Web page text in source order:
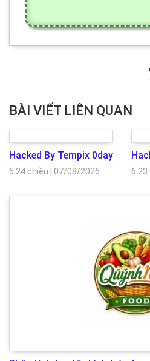
BÀI VIẾT LIÊN QUAN
Hacked By Tempix 0day
6:24 chiều | 07/08/2026 6:23